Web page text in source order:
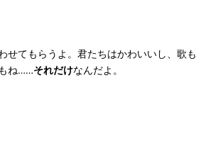
せてもらうよ。君たちはかわいいし、歌も
ね……それだけなんだよ。